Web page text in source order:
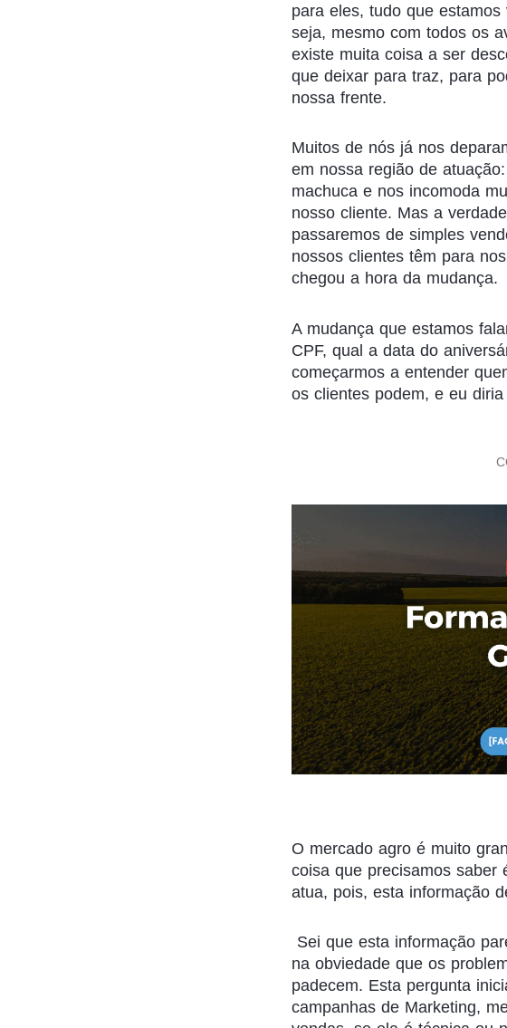
para eles, tudo que
seja, mesmo com todos os
existe muita coisa a ser
que deixar para traz, para
nossa frente.
Muitos de nós já nos
em nossa região de
machuca e nos incomoda
nosso cliente. Mas a
passaremos de simples
nossos clientes têm para
chegou a hora da mudança.
A mudança que estamos
CPF, qual a data do
começarmos a entender
os clientes podem, e eu
O mercado agro é muito
coisa que precisamos saber
atua, pois, esta informação
Sei que esta informação
na obviedade que os
padecem. Esta pergunta
campanhas de Marketing,